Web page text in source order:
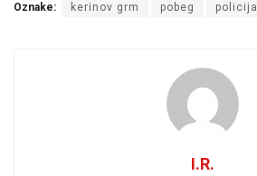
Oznake: kerinov grm pobeg policija
I.R.